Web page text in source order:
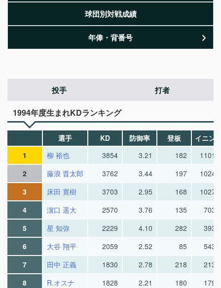
球団別対戦成績
年俸・背番号
投手 打者
1994年度生まれKDランキング
選手 KD 防御率 登板
イニン
1
柳 裕也 3854 3.21 182
1101.1
2
藤浪 晋太郎 3762 3.44 197
1024.0
3
床田 寛樹 3703 2.95 168
1027.2
4
濵口 遥大 2570 3.76 135
703.1
5
星 知弥 2229 4.10 282
393.0
6
大谷 翔平 2059 2.52 85
543.0
7
田中 正義 1830 2.78 218
213.1
8
R.オスナ 1828 2.21 180
179.1